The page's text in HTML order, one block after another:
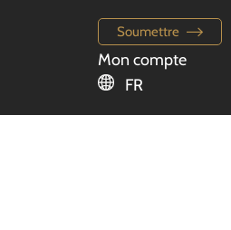
Soumettre
Mon compte
FR